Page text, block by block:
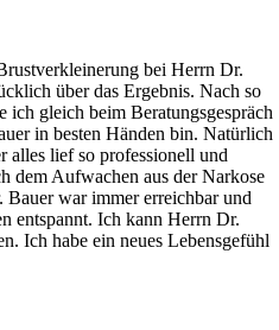
bei Herrn Dr.
über das Ergebnis. Nach so
ich gleich beim Beratungsgespräch
in besten Händen bin. Natürlich
alles lief so professionell und
dem Aufwachen aus der Narkose
war immer erreichbar und
entspannt. Ich kann Herrn Dr.
Ich habe ein neues Lebensgefühl